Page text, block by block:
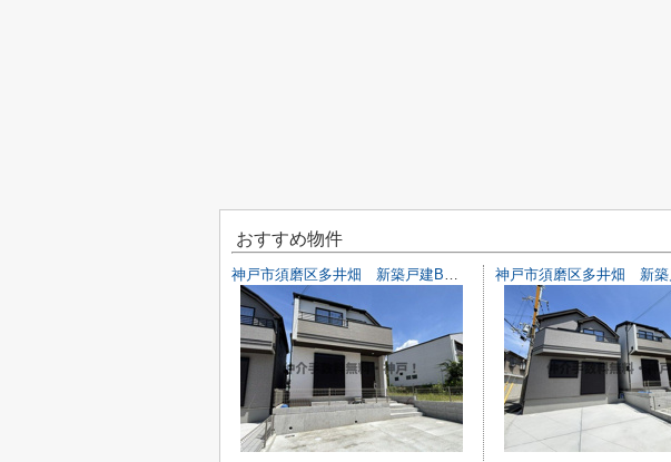
おすすめ物件
神戸市須磨区多井畑 新築戸建B号棟 仲介手数料無料！